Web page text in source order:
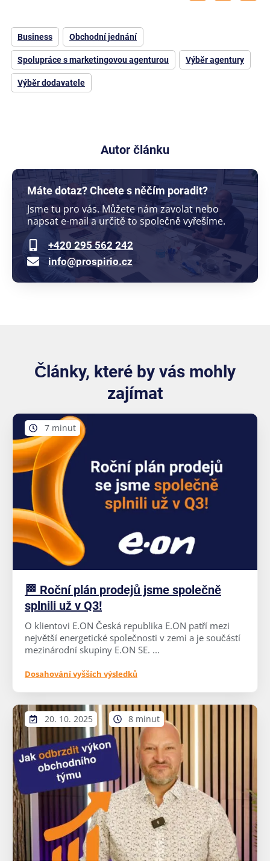
Business Obchodní jednání
Spolupráce s marketingovou agenturou Výběr agentury
Výběr dodavatele
Autor článku
Máte dotaz? Chcete s něčím poradit?
Jsme tu pro vás. Můžete nám zavolat nebo
napsat e-mail a určitě to společně vyřešíme.
+420 295 562 242
info@prospirio.cz
Články, které by vás mohly
zajímat
7 minut
🏁 Roční plán prodejů jsme společně
splnili už v Q3!
O klientovi E.ON Česká republika E.ON patří mezi
největší energetické společnosti v zemi a je součástí
mezinárodní skupiny E.ON SE. ...
Dosahování vyšších výsledků
20. 10. 2025 8 minut